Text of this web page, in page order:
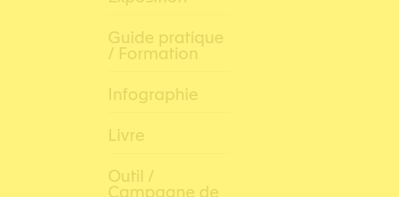
Guide pratique
/ Formation
Infographie
Livre
Outil /
Campagne de